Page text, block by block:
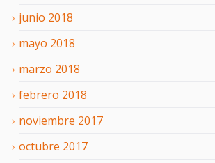
junio 2018
mayo 2018
marzo 2018
febrero 2018
noviembre 2017
octubre 2017